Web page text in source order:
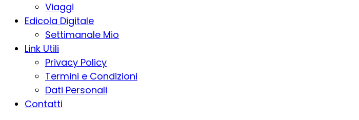
Viaggi
Edicola Digitale
Settimanale Mio
Link Utili
Privacy Policy
Termini e Condizioni
Dati Personali
Contatti